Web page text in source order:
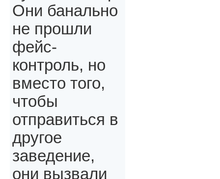
Они банально
не прошли
фейс-
контроль, но
вместо того,
чтобы
отправиться в
другое
заведение,
они вызвали